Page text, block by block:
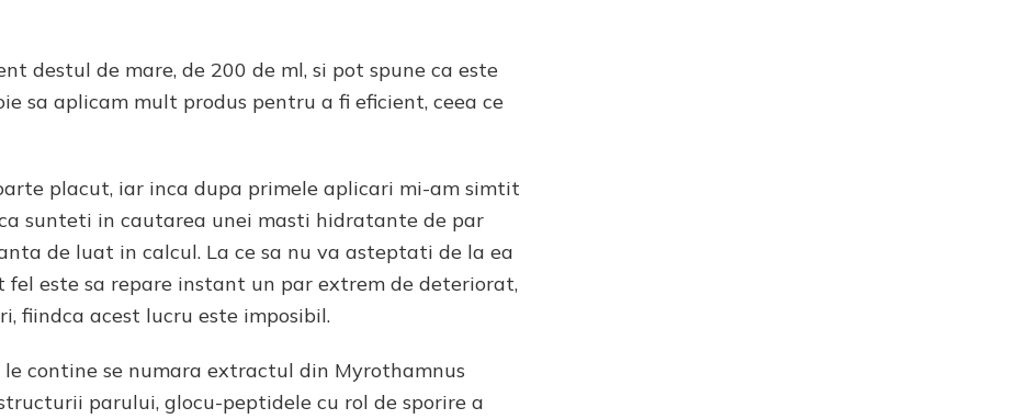
destul de mare, de 200 de ml, si pot spune ca este
sa aplicam mult produs pentru a fi eficient, ceea ce
placut, iar inca dupa primele aplicari mi-am simtit
sunteti in cautarea unei masti hidratante de par
de luat in calcul. La ce sa nu va asteptati de la ea
fel este sa repare instant un par extrem de deteriorat,
fiindca acest lucru este imposibil.
contine se numara extractul din Myrothamnus
parului, glocu-peptidele cu rol de sporire a